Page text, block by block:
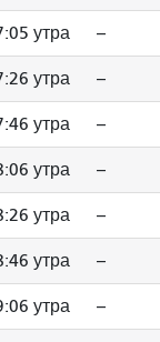
утра --
утра --
утра --
утра --
утра --
утра --
утра --